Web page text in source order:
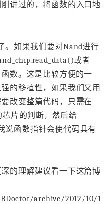
讲过的，将函数的入口地
。如果我们要对Nand进行
或者
数。这是比较方便的一
的移植性，如果我们又用
改变整篇代码，只需在
片的判断，然后给
说函数指针会使代码具有
的理解建议看一下这篇博
archive/2012/10/1